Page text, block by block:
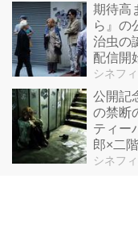
期待高
ら』の
治虫の
配信開
シネフ
公開記
の禁断
ティー
郎×二
シネフ